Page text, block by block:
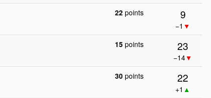
22 points 9
−1 ▼
15 points 23
−14▼
30 points 22
+1 ▲